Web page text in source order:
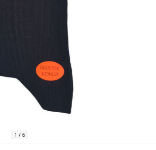
1 / 6